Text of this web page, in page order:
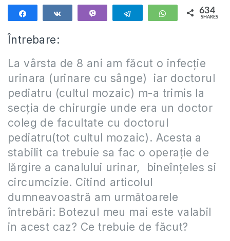
Telegram WhatsApp
634
SHARES
Întrebare:
La vârsta de 8 ani am făcut o infecție
urinara (urinare cu sânge) iar doctorul
pediatru (cultul mozaic) m-a trimis la
secția de chirurgie unde era un doctor
coleg de facultate cu doctorul
pediatru(tot cultul mozaic). Acesta a
stabilit ca trebuie sa fac o operație de
lărgire a canalului urinar, bineînțeles si
circumcizie. Citind articolul
dumneavoastră am următoarele
întrebări: Botezul meu mai este valabil
in acest caz? Ce trebuie de făcut?